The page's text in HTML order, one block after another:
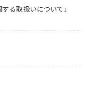
る取扱いについて」